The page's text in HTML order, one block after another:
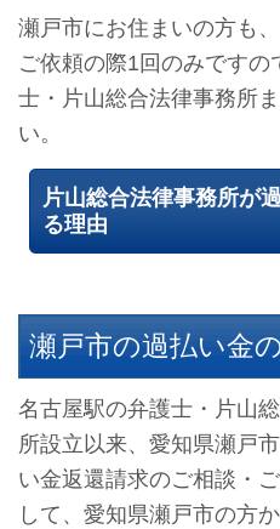
瀬戸市にお住まいの方も
ご依頼の際1回のみです
士・片山総合法律事務所
い。
片山総合法律事務所が
る理由
瀬戸市の過払い金
名古屋駅の弁護士・片山
所設立以来、愛知県瀬戸
い金返還請求のご相談・
して、愛知県瀬戸市の方